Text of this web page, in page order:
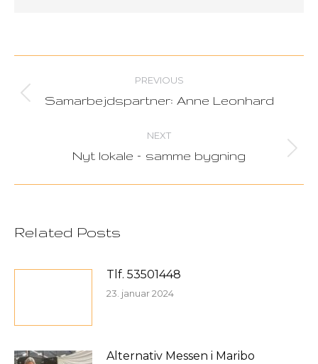
navigation
PREVIOUS
Previous
Samarbejdspartner: Anne Leonhard
NEXT
Next
Nyt lokale – samme bygning
Related Posts
Tlf. 53501448
23. januar 2024
Alternativ Messen i Maribo